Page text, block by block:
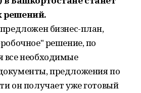
решений.
бизнес-план,
решение, по
все необходимые
предложения по
он получает уже готовый